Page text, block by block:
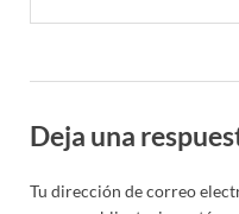
Deja una
Tu dirección de correo